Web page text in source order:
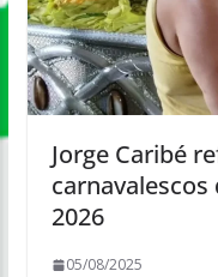
Jorge Caribé
2026
05/08/2025